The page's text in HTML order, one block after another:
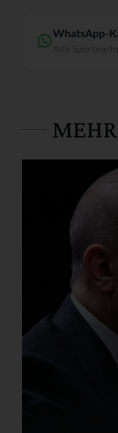
WhatsApp-